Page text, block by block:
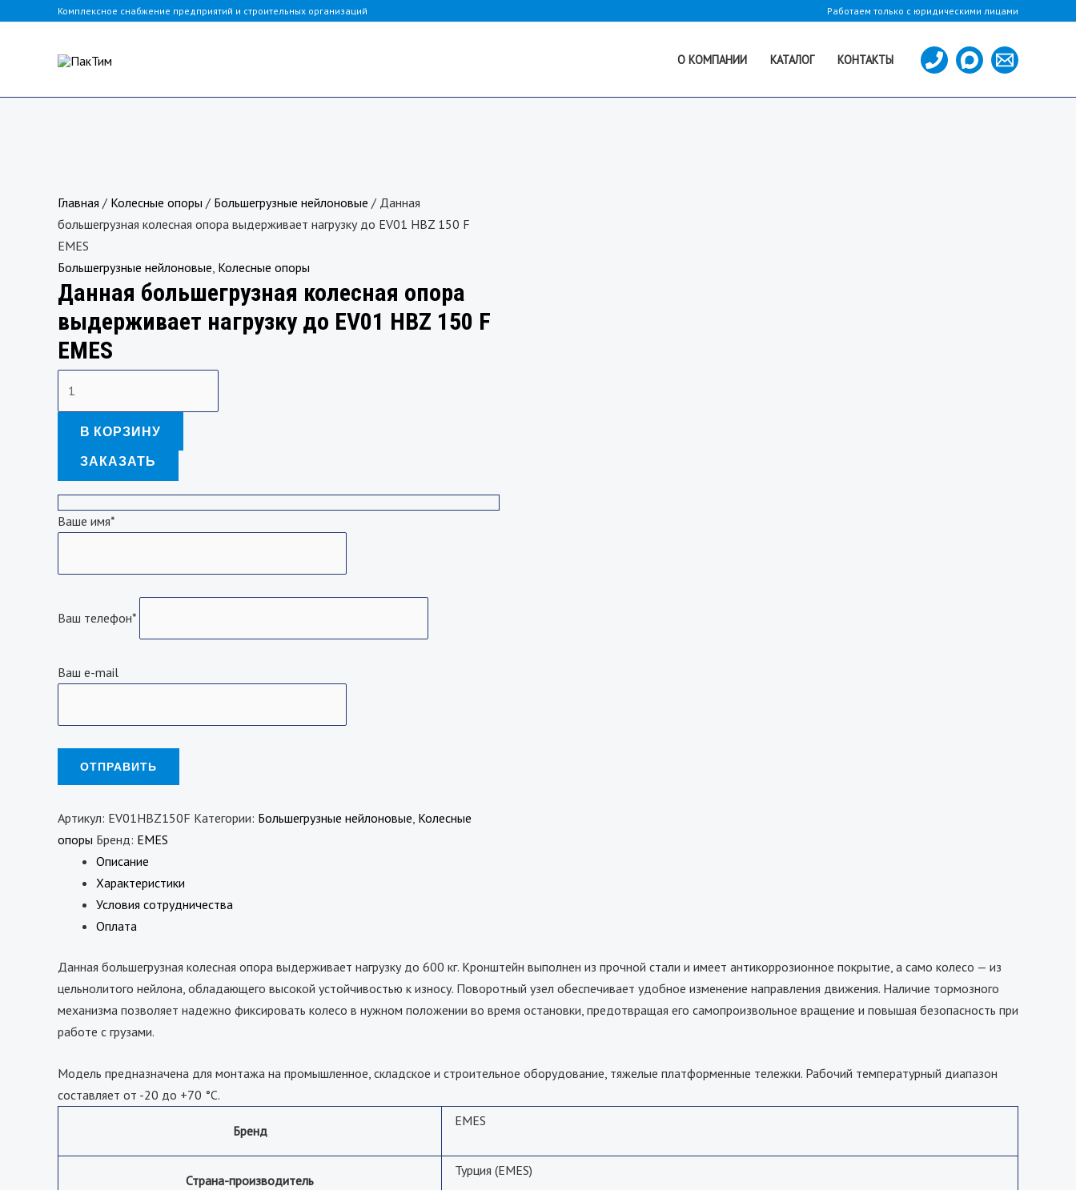
содержимому
Комплексное снабжение предприятий и строительных организаций Работаем только с юридическими лицами
О КОМПАНИИ КАТАЛОГ КОНТАКТЫ
Главная / Колесные опоры / Большегрузные нейлоновые / Данная
большегрузная колесная опора выдерживает нагрузку до EV01 HBZ 150 F
EMES
Большегрузные нейлоновые, Колесные опоры
Данная большегрузная колесная опора
выдерживает нагрузку до EV01 HBZ 150 F
EMES
Данная
большегрузная
колесная
опора
выдерживает
нагрузку
до
EV01
HBZ
150
EMES
В КОРЗИНУ
ЗАКАЗАТЬ
Ваше имя*
Ваш телефон*
Ваш e-mail
Артикул: EV01HBZ150F Категории: Большегрузные нейлоновые Колесные
опоры Бренд: EMES
Описание
Характеристики
Условия сотрудничества
Оплата
Данная большегрузная колесная опора выдерживает нагрузку до 600 кг. Кронштейн выполнен из прочной стали и имеет антикоррозионное покрытие, а само колесо — из
цельнолитого нейлона, обладающего высокой устойчивостью к износу. Поворотный узел обеспечивает удобное изменение направления движения. Наличие тормозного
механизма позволяет надежно фиксировать колесо в нужном положении во время остановки, предотвращая его самопроизвольное вращение и повышая безопасность при
работе с грузами.
Модель предназначена для монтажа на промышленное, складское и строительное оборудование, тяжелые платформенные тележки. Рабочий температурный диапазон
составляет от -20 до +70 °С.
Бренд
EMES
Страна-производитель
Турция (EMES)